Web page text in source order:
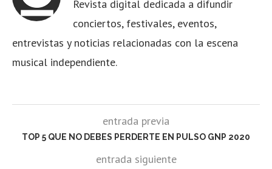
Revista digital dedicada a difundir
conciertos, festivales, eventos,
entrevistas y noticias relacionadas con la escena
musical independiente.
entrada previa
TOP 5 QUE NO DEBES PERDERTE EN PULSO GNP 2020
entrada siguiente